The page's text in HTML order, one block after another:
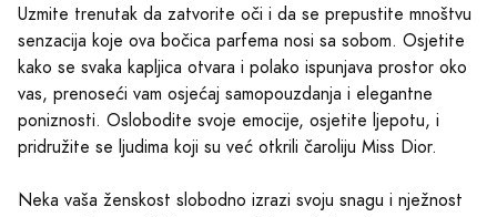
Uzmite trenutak da zatvorite oči i da se prepustite mnoštvu
senzacija koje ova bočica parfema nosi sa sobom. Osjetite
kako se svaka kapljica otvara i polako ispunjava prostor oko
vas, prenoseći vam osjećaj samopouzdanja i elegantne
poniznosti. Oslobodite svoje emocije, osjetite ljepotu, i
pridružite se ljudima koji su već otkrili čaroliju Miss Dior.
Neka vaša ženskost slobodno izrazi svoju snagu i nježnost